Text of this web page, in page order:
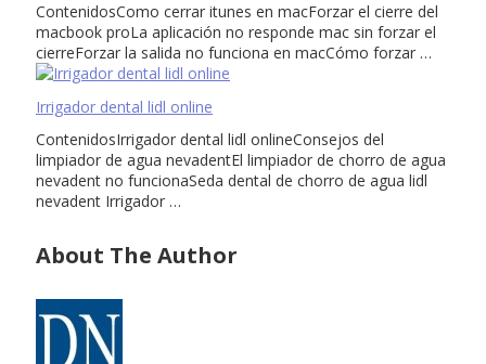
ContenidosComo cerrar itunes en macForzar el cierre del
macbook proLa aplicación no responde mac sin forzar el
cierreForzar la salida no funciona en macCómo forzar …
Irrigador dental lidl online
ContenidosIrrigador dental lidl onlineConsejos del
limpiador de agua nevadentEl limpiador de chorro de agua
nevadent no funcionaSeda dental de chorro de agua lidl
nevadent Irrigador …
About The Author